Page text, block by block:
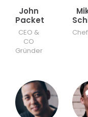
John
Packet
CEO &
CO
Gründer